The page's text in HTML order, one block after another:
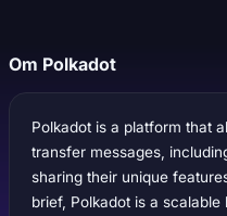
Om Polkadot
Polkadot is a platform that
transfer messages,
sharing their unique
brief, Polkadot is a